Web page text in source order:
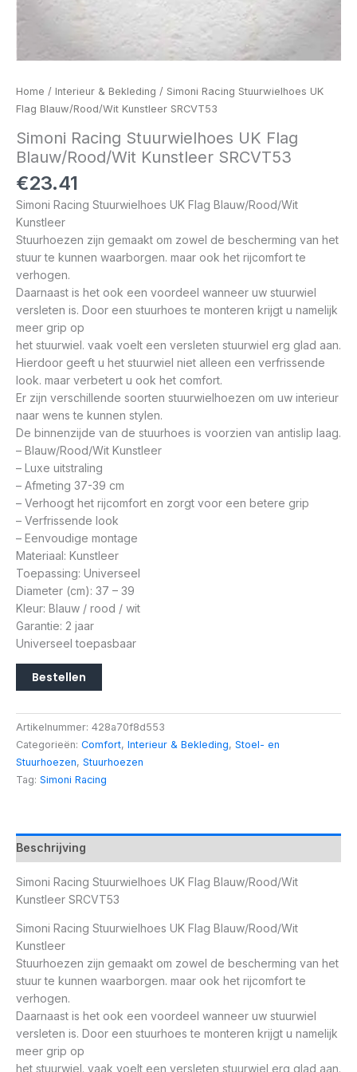
Home / Interieur & Bekleding / Simoni Racing Stuurwielhoes UK
Flag Blauw/Rood/Wit Kunstleer SRCVT53
Simoni Racing Stuurwielhoes UK Flag
Blauw/Rood/Wit Kunstleer SRCVT53
€23.41
Simoni Racing Stuurwielhoes UK Flag Blauw/Rood/Wit
Kunstleer
Stuurhoezen zijn gemaakt om zowel de bescherming van het
stuur te kunnen waarborgen. maar ook het rijcomfort te
verhogen.
Daarnaast is het ook een voordeel wanneer uw stuurwiel
versleten is. Door een stuurhoes te monteren krijgt u namelijk
meer grip op
het stuurwiel. vaak voelt een versleten stuurwiel erg glad aan.
Hierdoor geeft u het stuurwiel niet alleen een verfrissende
look. maar verbetert u ook het comfort.
Er zijn verschillende soorten stuurwielhoezen om uw interieur
naar wens te kunnen stylen.
De binnenzijde van de stuurhoes is voorzien van antislip laag.
– Blauw/Rood/Wit Kunstleer
– Luxe uitstraling
– Afmeting 37-39 cm
– Verhoogt het rijcomfort en zorgt voor een betere grip
– Verfrissende look
– Eenvoudige montage
Materiaal: Kunstleer
Toepassing: Universeel
Diameter (cm): 37 – 39
Kleur: Blauw / rood / wit
Garantie: 2 jaar
Universeel toepasbaar
Bestellen
Artikelnummer: 428a70f8d553
Categorieën: Comfort, Interieur & Bekleding, Stoel- en
Stuurhoezen, Stuurhoezen
Tag: Simoni Racing
Beschrijving
Simoni Racing Stuurwielhoes UK Flag Blauw/Rood/Wit
Kunstleer SRCVT53
Simoni Racing Stuurwielhoes UK Flag Blauw/Rood/Wit
Kunstleer
Stuurhoezen zijn gemaakt om zowel de bescherming van het
stuur te kunnen waarborgen. maar ook het rijcomfort te
verhogen.
Daarnaast is het ook een voordeel wanneer uw stuurwiel
versleten is. Door een stuurhoes te monteren krijgt u namelijk
meer grip op
het stuurwiel. vaak voelt een versleten stuurwiel erg glad aan.